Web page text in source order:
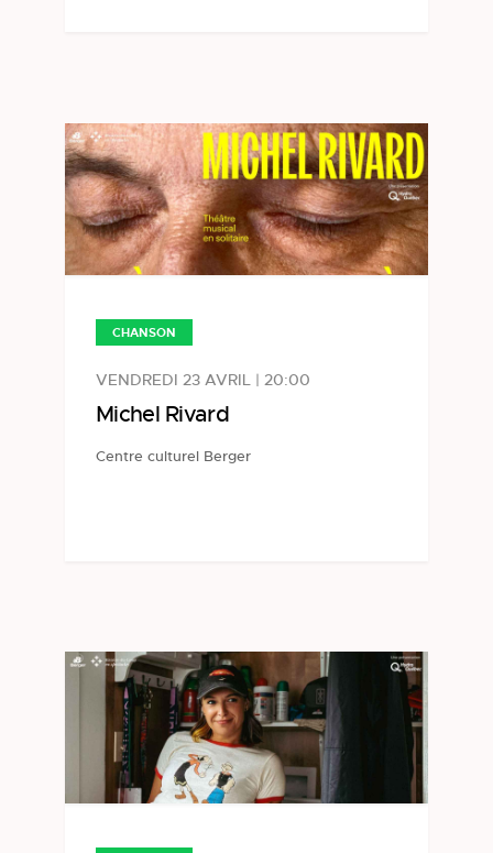
CHANSON
VENDREDI 23 AVRIL | 20:00
Michel Rivard
Centre culturel Berger